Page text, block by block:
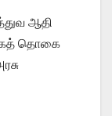
ஆதி
தொகை